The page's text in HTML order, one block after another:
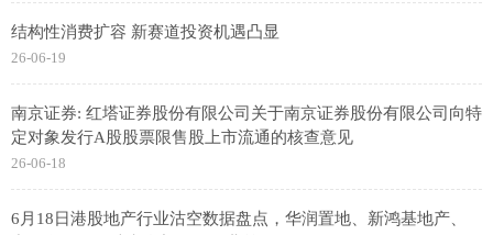
结构性消费扩容 新赛道投资机遇凸显
26-06-19
南京证券: 红塔证券股份有限公司关于南京证券股份有限公司向特
定对象发行A股股票限售股上市流通的核查意见
26-06-18
6月18日港股地产行业沽空数据盘点，华润置地、新鸿基地产、